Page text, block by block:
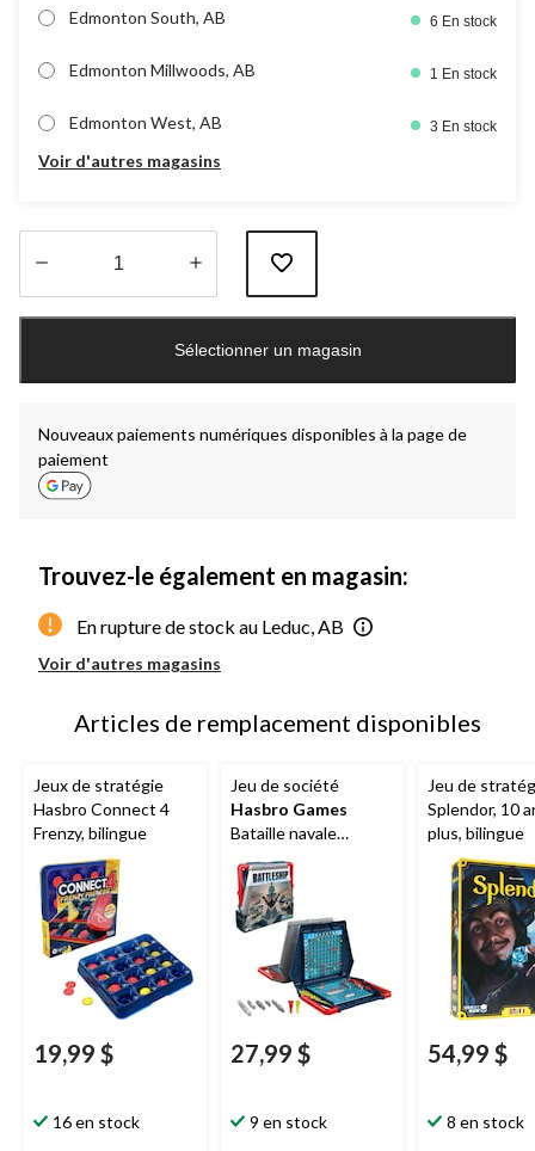
Edmonton South, AB 6 En stock
Edmonton Millwoods, AB 1 En stock
Edmonton West, AB 3 En stock
Voir d'autres magasins
jour
Sélectionner un magasin
Nouveaux paiements numériques disponibles à la page de
paiement
Trouvez-le également en magasin:
En rupture de stock au Leduc, AB
Voir d'autres magasins
Articles de remplacement disponibles
Jeux de stratégie
Hasbro Connect 4
Frenzy, bilingue
19,99 $
16 en stock
Jeu de société
Hasbro Games
Bataille navale
Classique, jeu de
stratégie pour les
enfants, 7 ans et plus
27,99 $
9 en stock
Jeu de
Splendor, 10
plus, bilingue
54,99 $
8 en stock